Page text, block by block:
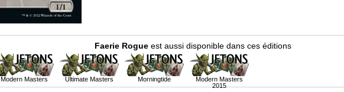
Faerie Rogueest aussi disponible dans ces éditions
Modern Masters Ultimate Masters Morningtide
Modern Masters
2015